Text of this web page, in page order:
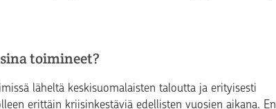
toimineet?
läheltä keskisuomalaisten taloutta ja erityisesti
erittäin kriisinkestäviä edellisten vuosien aikana. En